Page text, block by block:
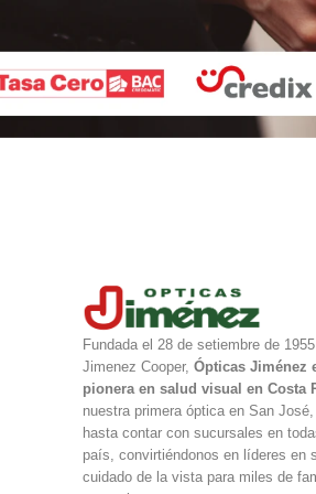
Fundada el 28 de setiembre de
Jimenez Cooper, Ópticas Jiménez
pionera en salud visual en Costa
nuestra primera óptica en San
hasta contar con sucursales en
país, convirtiéndonos en líderes en
cuidado de la vista para miles de